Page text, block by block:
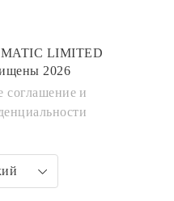
LIMITED
2026
соглашение и